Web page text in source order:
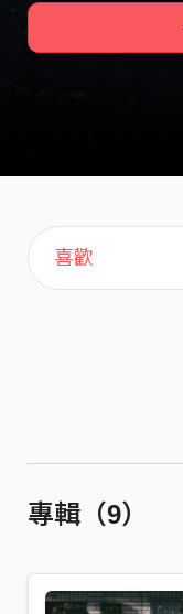
主頁
歌單
喜歡
關於
專輯（9）